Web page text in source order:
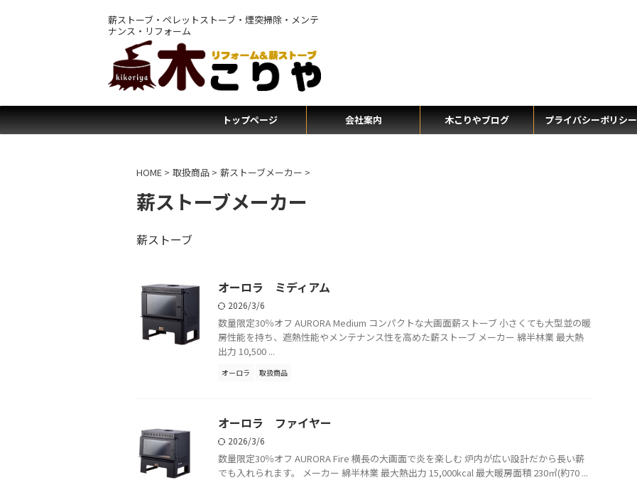
薪ストーブ・ペレットストーブ・煙突掃除・メンテ
ナンス・リフォーム
トップページ 会社案内 木こりやブログ プライバシーポリシー
HOME > 取扱商品 > 薪ストーブメーカー >
薪ストーブメーカー
薪ストーブ
オーロラ ミディアム
2026/3/6
数量限定30％オフ AURORA Medium コンパクトな大画面薪ストーブ 小さくても大型並の暖
房性能を持ち、遮熱性能やメンテナンス性を高めた薪ストーブ メーカー 綿半林業 最大熱
出力 10,500 ...
オーロラ 取扱商品
オーロラ ファイヤー
2026/3/6
数量限定30％オフ AURORA Fire 横長の大画面で炎を楽しむ 炉内が広い設計だから長い薪
でも入れられます。 メーカー 綿半林業 最大熱出力 15,000kcal 最大暖房面積 230㎡(約70 ...